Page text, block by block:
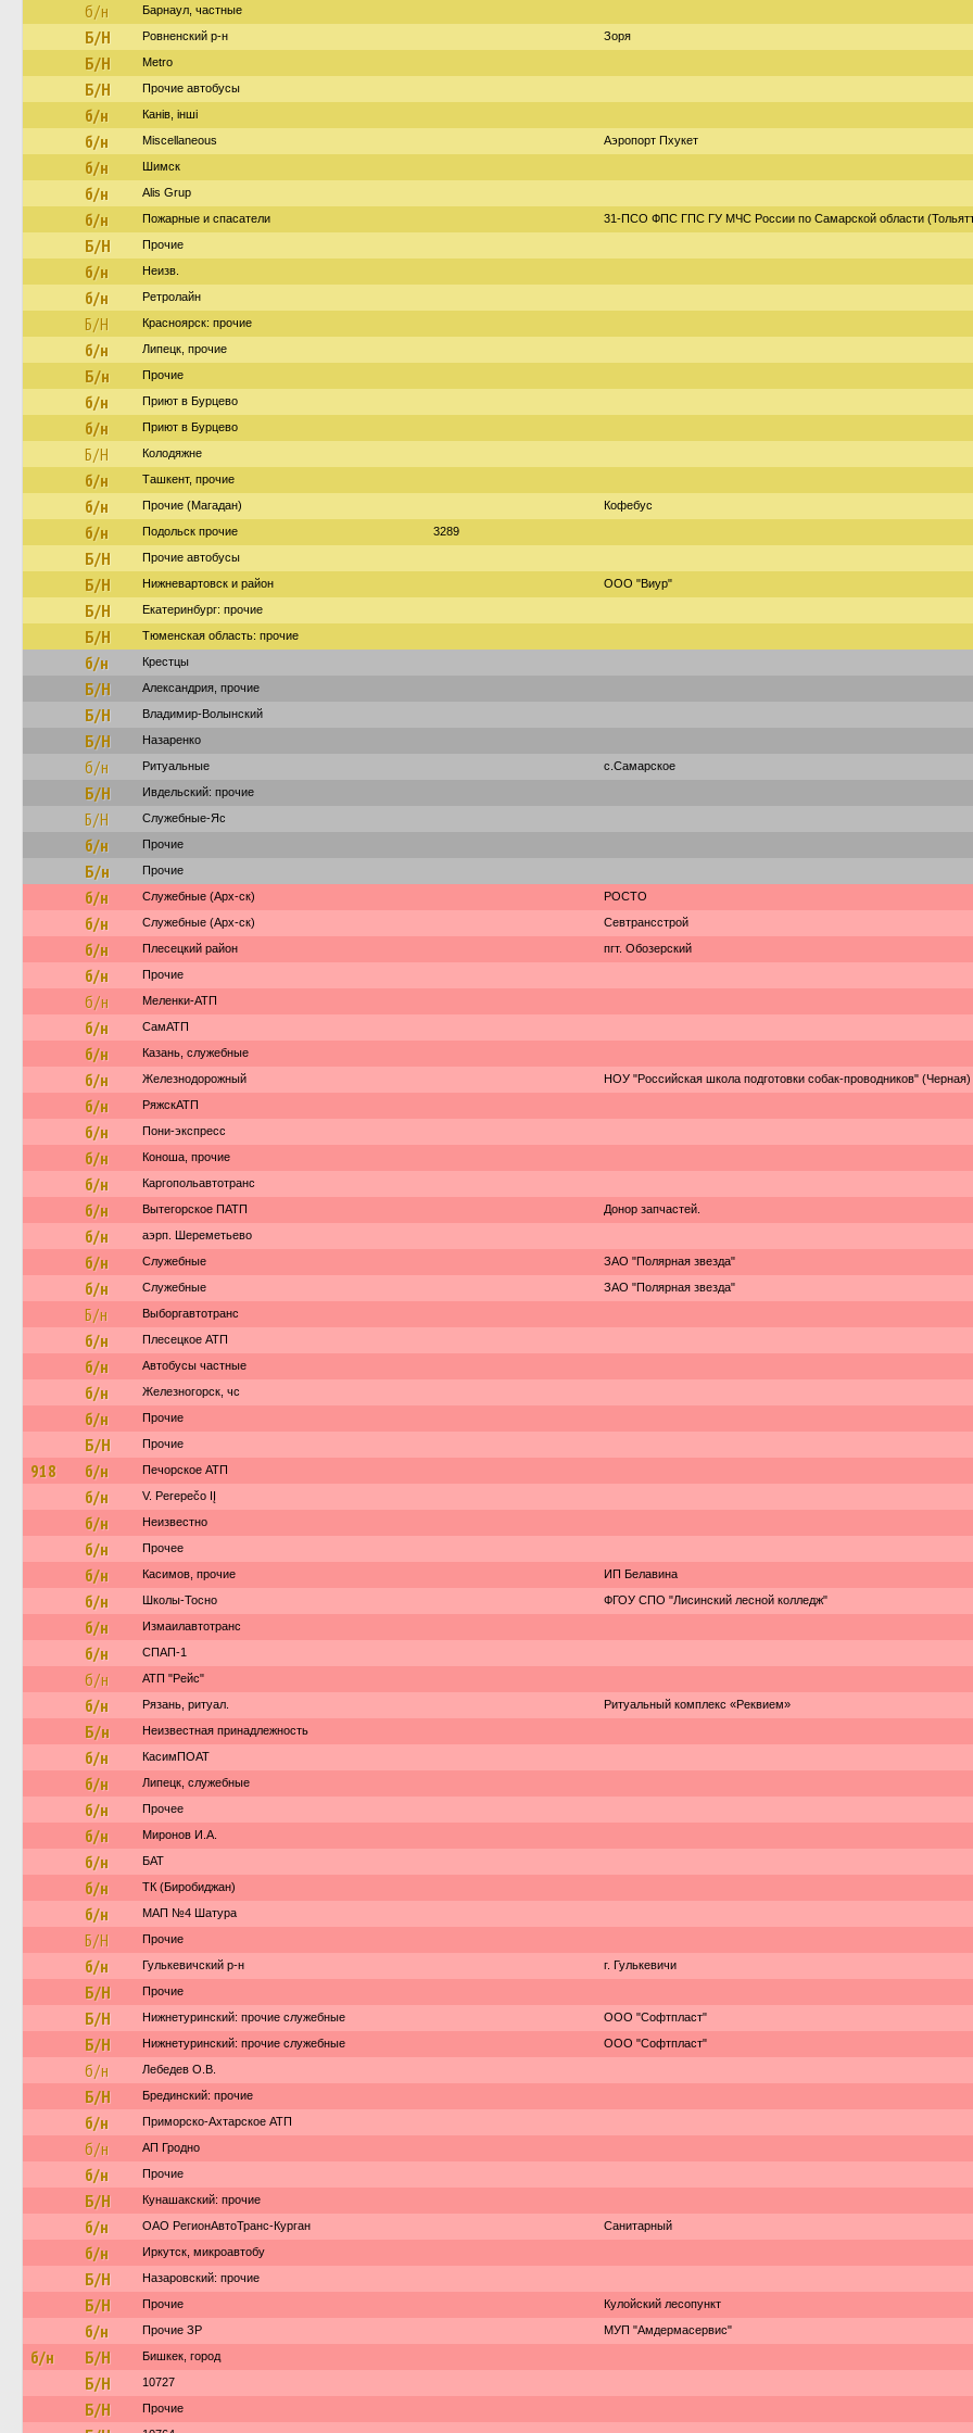
б/н Барнаул, частные
Б/Н Ровненский р-н Зоря
Б/Н Metro
Б/Н Прочие автобусы
б/н Канів, інші
б/н Miscellaneous Аэропорт Пхукет
б/н Шимск
б/н Alis Grup
б/н Пожарные и спасатели 31-ПСО ФПС ГПС ГУ МЧС России по Самарской области
Б/Н Прочие
б/н Неизв.
б/н Ретролайн
Б/Н Красноярск: прочие
б/н Липецк, прочие
Б/н Прочие
б/н Приют в Бурцево
б/н Приют в Бурцево
Б/Н Колодяжне
б/н Ташкент, прочие
б/н Прочие (Магадан) Кофебус
б/н Подольск прочие 3289
Б/Н Прочие автобусы
Б/Н Нижневартовск и район ООО "Виур"
Б/Н Екатеринбург: прочие
Б/Н Тюменская область: прочие
б/н Крестцы
Б/Н Александрия, прочие
Б/Н Владимир-Волынский
Б/Н Назаренко
б/н Ритуальные с.Самарское
Б/Н Ивдельский: прочие
Б/Н Служебные-Яс
б/н Прочие
Б/н Прочие
б/н Служебные (Арх-ск) РОСТО
б/н Служебные (Арх-ск) Севтрансстрой
б/н Плесецкий район пгт. Обозерский
б/н Прочие
б/н Меленки-АТП
б/н СамАТП
б/н Казань, служебные
б/н Железнодорожный НОУ "Российская школа подготовки собак-проводников" (Черная)
б/н РяжскАТП
б/н Пони-экспресс
б/н Коноша, прочие
б/н Каргопольавтотранс
б/н Вытегорское ПАТП Донор запчастей.
б/н аэрп. Шереметьево
б/н Служебные ЗАО "Полярная звезда"
б/н Служебные ЗАО "Полярная звезда"
Б/н Выборгавтотранс
б/н Плесецкое АТП
б/н Автобусы частные
б/н Железногорск, чс
б/н Прочие
Б/Н Прочие
918 б/н Печорское АТП
б/н V. Perepečo IĮ
б/н Неизвестно
б/н Прочее
б/н Касимов, прочие ИП Белавина
б/н Школы-Тосно ФГОУ СПО "Лисинский лесной колледж"
б/н Измаилавтотранс
б/н СПАП-1
б/н АТП "Рейс"
б/н Рязань, ритуал. Ритуальный комплекс «Реквием»
Б/н Неизвестная принадлежность
б/н КасимПОАТ
б/н Липецк, служебные
б/н Прочее
б/н Миронов И.А.
б/н БАТ
б/н ТК (Биробиджан)
б/н МАП №4 Шатура
Б/Н Прочие
б/н Гулькевичский р-н г. Гулькевичи
Б/Н Прочие
Б/Н Нижнетуринский: прочие служебные ООО "Софтпласт"
Б/Н Нижнетуринский: прочие служебные ООО "Софтпласт"
б/н Лебедев О.В.
Б/Н Брединский: прочие
б/н Приморско-Ахтарское АТП
б/н АП Гродно
б/н Прочие
Б/Н Кунашакский: прочие
б/н ОАО РегионАвтоТранс-Курган Санитарный
б/н Иркутск, микроавтобу
Б/Н Назаровский: прочие
Б/Н Прочие Кулойский лесопункт
б/н Прочие ЗР МУП "Амдермасервис"
б/н Б/Н Бишкек, город
Б/Н 10727
Б/Н Прочие